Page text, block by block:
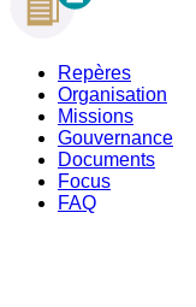
Repères
Organisation
Missions
Gouvernance
Documents
Focus
FAQ